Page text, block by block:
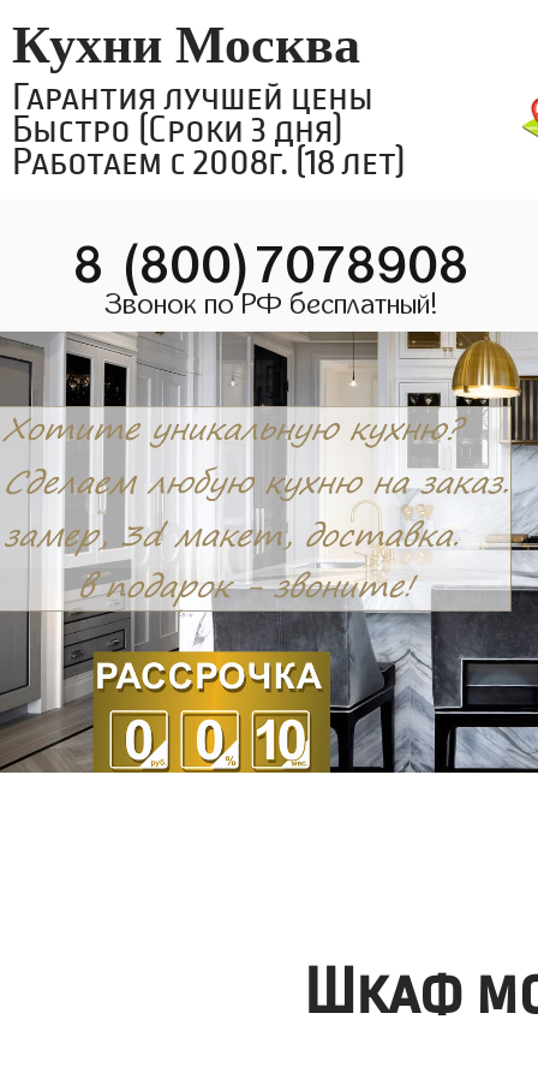
Кухни Москва
Гарантия лучшей цены
Быстро (Сроки 3 дня)
Работаем с 2008г. (18 лет)
8 (800)7078908
Звонок по РФ бесплатный!
Шкаф